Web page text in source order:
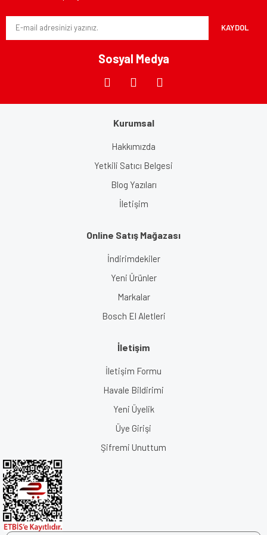
Ürün fiyatı diğer sitelerden daha pahalı.
Bu ürüne benzer farklı alternatifler olmalı.
KAYDOL
Sosyal Medya
Kurumsal
Hakkımızda
Yetkili Satıcı Belgesi
Blog Yazıları
İletişim
Online Satış Mağazası
İndirimdekiler
Yeni Ürünler
Markalar
Bosch El Aletleri
İletişim
İletişim Formu
Havale Bildirimi
Yeni Üyelik
Üye Girişi
Şifremi Unuttum